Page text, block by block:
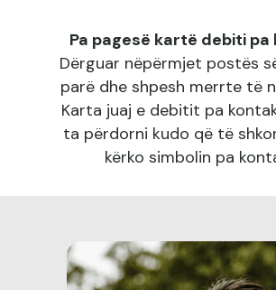
Pa pagesë kartë debiti
Dërguar nëpërmjet postës
parë dhe shpesh merrte të
Karta juaj e debitit pa
ta përdorni kudo që të
kërko simbolin pa